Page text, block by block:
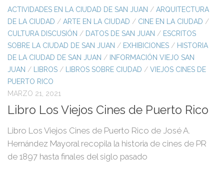
ACTIVIDADES EN LA CIUDAD DE SAN JUAN / ARQUITECTURA
DE LA CIUDAD / ARTE EN LA CIUDAD / CINE EN LA CIUDAD /
CULTURA DISCUSIÓN / DATOS DE SAN JUAN / ESCRITOS
SOBRE LA CIUDAD DE SAN JUAN / EXHIBICIONES / HISTORIA
DE LA CIUDAD DE SAN JUAN / INFORMACIÓN VIEJO SAN
JUAN / LIBROS / LIBROS SOBRE CIUDAD / VIEJOS CINES DE
PUERTO RICO
MARZO 21, 2021
Libro Los Viejos Cines de Puerto Rico
Libro Los Viejos Cines de Puerto Rico de José A.
Hernández Mayoral recopila la historia de cines de PR
de 1897 hasta finales del siglo pasado